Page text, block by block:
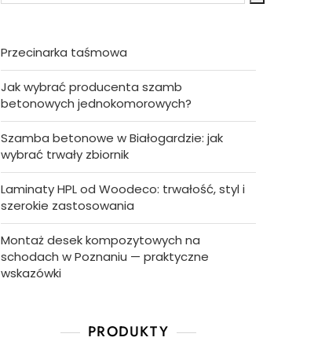
Przecinarka taśmowa
Jak wybrać producenta szamb
betonowych jednokomorowych?
Szamba betonowe w Białogardzie: jak
wybrać trwały zbiornik
Laminaty HPL od Woodeco: trwałość, styl i
szerokie zastosowania
Montaż desek kompozytowych na
schodach w Poznaniu — praktyczne
wskazówki
PRODUKTY